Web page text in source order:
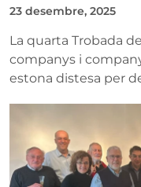
23 desembre, 2025
La quarta Trobada
companys i
estona distesa per